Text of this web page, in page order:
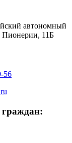
автономный
Пионерии, 11Б
56